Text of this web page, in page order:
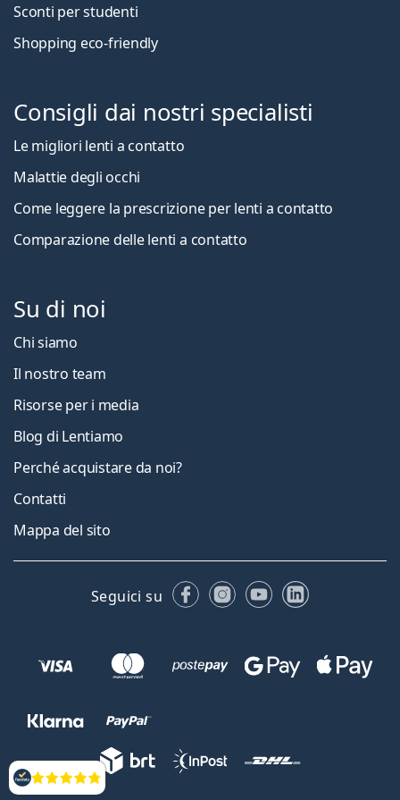
Valutazione
Sconti per studenti
Shopping eco-friendly
Consigli dai nostri specialisti
Le migliori lenti a contatto
Malattie degli occhi
Come leggere la prescrizione per lenti a contatto
Comparazione delle lenti a contatto
Su di noi
Chi siamo
Il nostro team
Risorse per i media
Blog di Lentiamo
Perché acquistare da noi?
Contatti
Mappa del sito
Seguici su FacebookInstagram
YouTubeLinkedIn